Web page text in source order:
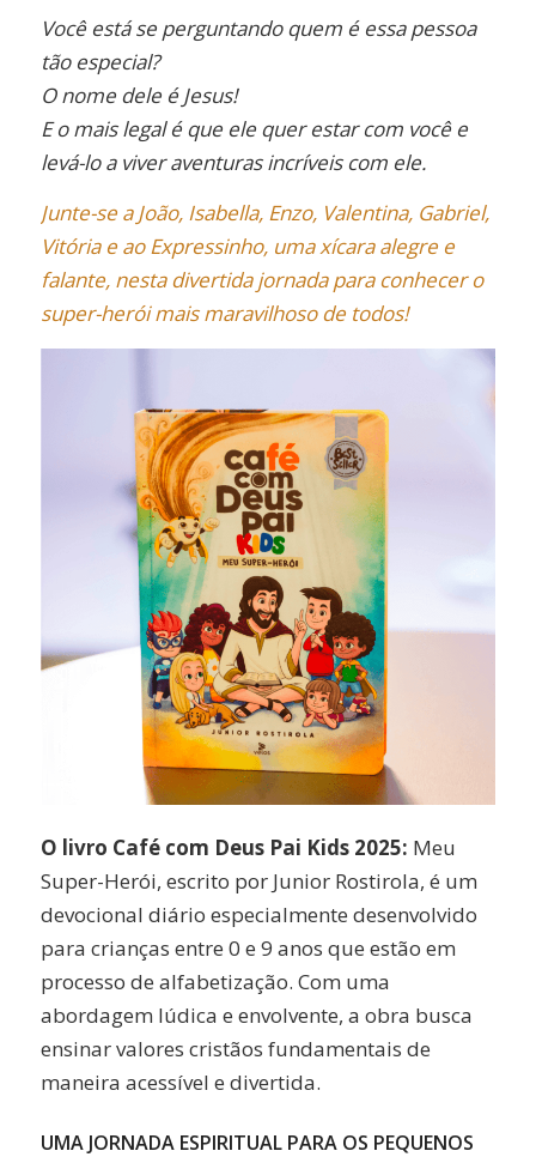
Você está se perguntando quem é essa pessoa
tão especial?
O nome dele é Jesus!
E o mais legal é que ele quer estar com você e
levá-lo a viver aventuras incríveis com ele.
Junte-se a João, Isabella, Enzo, Valentina, Gabriel,
Vitória e ao Expressinho, uma xícara alegre e
falante, nesta divertida jornada para conhecer o
super-herói mais maravilhoso de todos!
O livro Café com Deus Pai Kids 2025: Meu
Super-Herói, escrito por Junior Rostirola, é um
devocional diário especialmente desenvolvido
para crianças entre 0 e 9 anos que estão em
processo de alfabetização. Com uma
abordagem lúdica e envolvente, a obra busca
ensinar valores cristãos fundamentais de
maneira acessível e divertida.
UMA JORNADA ESPIRITUAL PARA OS PEQUENOS